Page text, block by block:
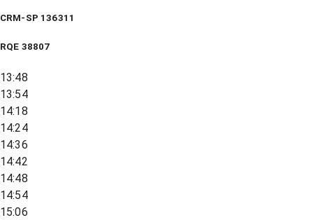
CRM-SP 136311
RQE 38807
13:48
13:54
14:18
14:24
14:36
14:42
14:48
14:54
15:06